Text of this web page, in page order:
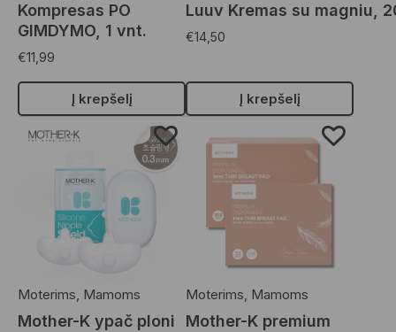
Kompresas PO
GIMDYMO, 1 vnt.
€11,99
Į krepšelį
Luuv Kremas su magniu,
€14,50
Į krepšelį
Moterims, Mamoms
Mother-K ypač ploni
Moterims, Mamoms
Mother-K premium